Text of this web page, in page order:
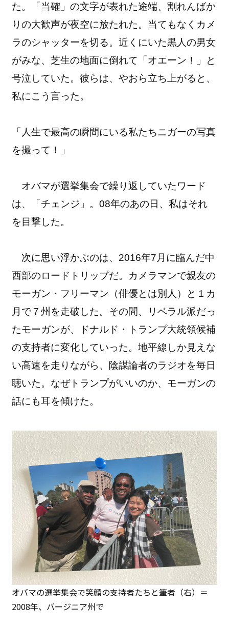
た。「当確」の文字が表れた途端、割れんばか
りの大歓声が夜空に放たれた。当てもなくカメ
ラのシャッターを切る。近くにいた黒人の男女
がみな、芝生の地面に倒れて「オエーン！」と
号泣していた。彼らは、やおら立ち上がると、
私にこう言った。
「人生で最高の瞬間にいる私たちニガーの写真
を撮って！」
オバマが選挙集会で繰り返していたワード
は、「チェンジ」。08年のあの日、私はそれ
を目撃した。
次に思い浮かぶのは、2016年7月に臨んだ中
西部のロードトリップだ。カメラマンで親友の
モーガン・フリーマン（俳優とは別人）と１カ
月で７州を走破した。その間、リベラル派だっ
たモーガンが、ドナルド・トランプ大統領候補
の支持者に変化していった。地平線しか見えな
い高速を走りながら、陰謀論者のラジオを毎日
聴いた。なぜトランプがいいのか、モーガンの
話にも耳を傾けた。
オバマの選挙集会で笑顔の支持者たちと筆者（右）＝
2008年、バージニア州で